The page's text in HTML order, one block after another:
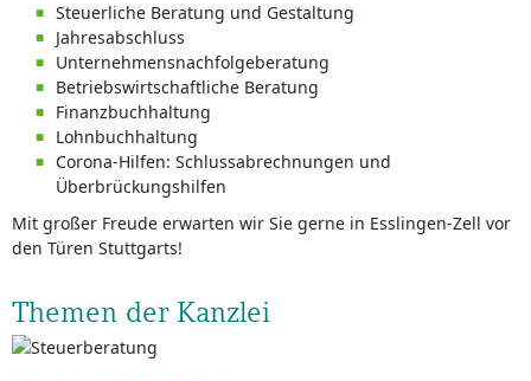
Steuerliche Beratung und Gestaltung
Jahresabschluss
Unternehmensnachfolgeberatung
Betriebswirtschaftliche Beratung
Finanzbuchhaltung
Lohnbuchhaltung
Corona-Hilfen: Schlussabrechnungen und
Überbrückungshilfen
Mit großer Freude erwarten wir Sie gerne in Esslingen-Zell vor
den Türen Stuttgarts!
Themen der Kanzlei